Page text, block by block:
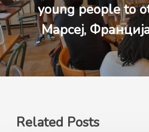
young people to
Марсеј,
Related Posts